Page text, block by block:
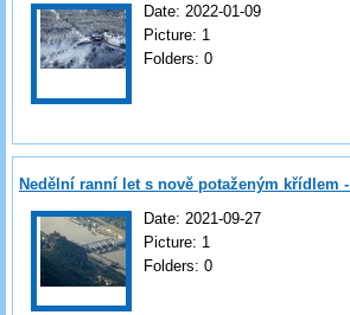
Date: 2022-01-09
Picture: 1
Folders: 0
Nedělní ranní let s nově potaženým křídlem -
Date: 2021-09-27
Picture: 1
Folders: 0